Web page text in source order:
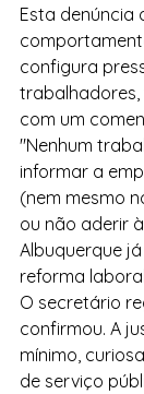
Esta denúncia
configura
com um
"Nenhum
informar a
(nem mesmo
ou não aderir
Albuquerque
reforma
O secretário
confirmou. A
mínimo,
de serviço